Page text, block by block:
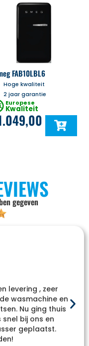
FAB10LBL6
Hoge kwaliteit
2 jaar garantie
Europese
Kwaliteit
gegeven
levering , zeer
wasmachine en
Nu ging thuis
bij ons en
geplaatst.